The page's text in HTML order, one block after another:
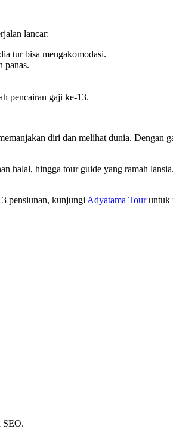
lancar:
tur bisa mengakomodasi.
panas.
pencairan gaji ke-13.
diri dan melihat dunia. Dengan
hingga tour guide yang ramah
pensiunan, kunjungiAdyatama Touruntuk
SEO.